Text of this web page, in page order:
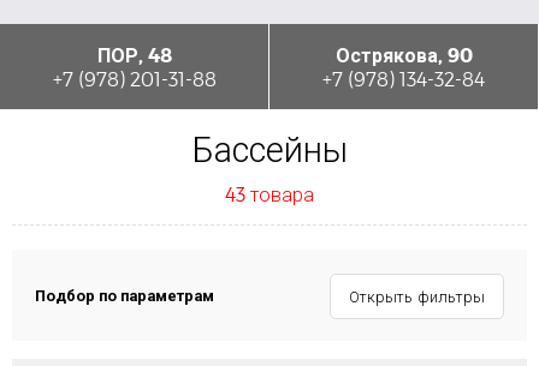
ПОР, 48
+7 (978) 201-31-88
Острякова, 90
+7 (978) 134-32-84
Бассейны
43 товара
Подбор по параметрам Открыть фильтры